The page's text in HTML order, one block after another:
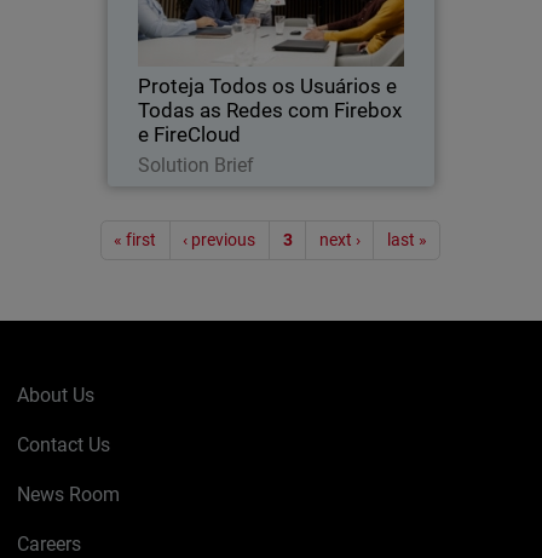
Proteja Todos os Usuários e
Todas as Redes com Firebox
e FireCloud
Solution Brief
fecha lacunas à medida que as redes se
estendem para ambientes híbridos e em
Read Now
Pagination
« first ‹ previous 3 next › last »
About Us
Contact Us
News Room
Careers